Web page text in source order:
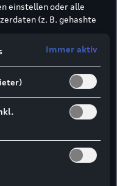
(Elektronische
Informationen
aber wie?
einstellen oder alle
(z. B. gehashte
(z. B. Google)
Website zu
DSGVO zur
Dienste von Google (z.
Google Ireland
in den USA
EU gleichwertiges
Immer aktiv